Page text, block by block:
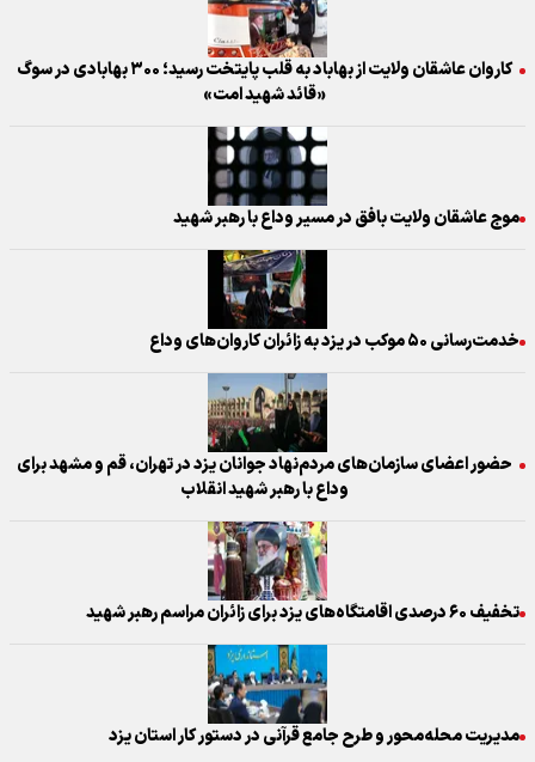
کاروان عاشقان ولایت از بهاباد به قلب پایتخت رسید؛ ۳۰۰ بهابادی در سوگ
«قائد شهید امت»
موج عاشقان ولایت بافق در مسیر وداع با رهبر شهید
خدمت‌رسانی ۵۰ موکب در یزد به زائران کاروان‌های وداع
حضور اعضای سازمان‌های مردم‌نهاد جوانان یزد در تهران، قم و مشهد برای
وداع با رهبر شهید انقلاب
تخفیف ۶۰ درصدی اقامتگاه‌های یزد برای زائران مراسم رهبر شهید
مدیریت محله‌محور و طرح جامع قرآنی در دستور کار استان یزد